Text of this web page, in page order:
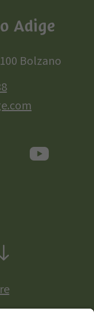
Adige
Bolzano
europea: